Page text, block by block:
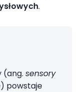
.
(ang. sensory
) powstaje